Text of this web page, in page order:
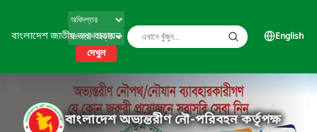
বাংলাদেশ জাতীয় তথ্য বাতায়ন
দেখুন
English
বাংলাদেশ অভ্যন্তরীণ নৌ-পরিবহন কর্তৃপক্ষ